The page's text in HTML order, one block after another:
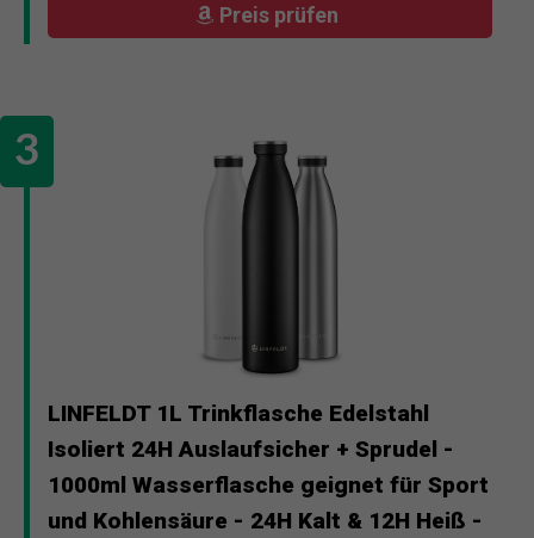
Preis prüfen
LINFELDT 1L Trinkflasche Edelstahl
Isoliert 24H Auslaufsicher + Sprudel -
1000ml Wasserflasche geignet für Sport
und Kohlensäure - 24H Kalt & 12H Heiß -